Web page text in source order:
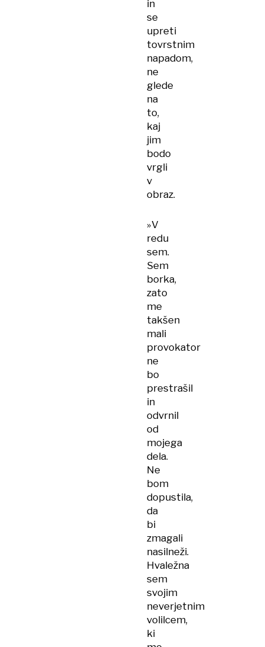
in
se
upreti
tovrstnim
napadom,
ne
glede
na
to,
kaj
jim
bodo
vrgli
v
obraz.
»V
redu
sem.
Sem
borka,
zato
me
takšen
mali
provokator
ne
bo
prestrašil
in
odvrnil
od
mojega
dela.
Ne
bom
dopustila,
da
bi
zmagali
nasilneži.
Hvaležna
sem
svojim
neverjetnim
volilcem,
ki